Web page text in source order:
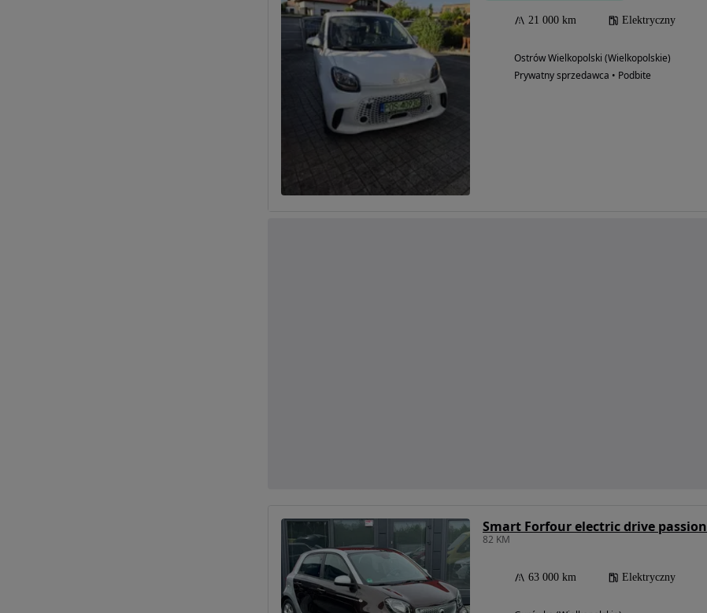
21 000 km Elektryczny
Ostrów Wielkopolski (Wielkopolskie)
Prywatny sprzedawca • Podbite
Smart Forfour electric drive passion
82 KM
63 000 km Elektryczny